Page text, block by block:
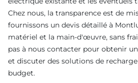
Chez nous, la transparence est de
fournissons un devis détaillé à
matériel et la main-d'œuvre, sans
pas à nous contacter pour obtenir
et discuter des solutions de
budget.